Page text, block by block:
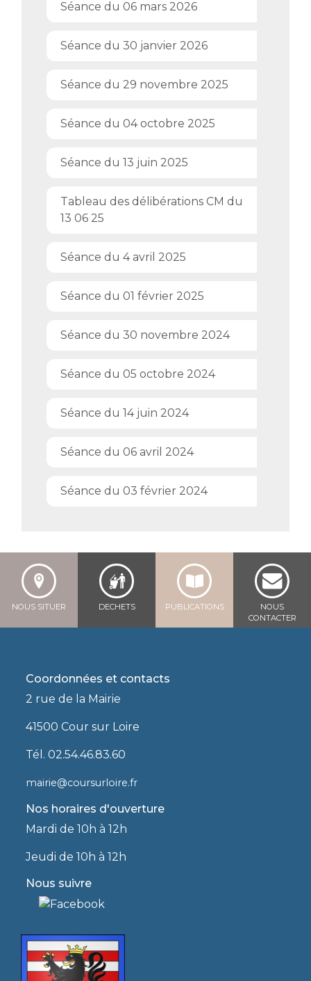
Séance du 06 mars 2026
Séance du 30 janvier 2026
Séance du 29 novembre 2025
Séance du 04 octobre 2025
Séance du 13 juin 2025
Tableau des délibérations CM du
13 06 25
Séance du 4 avril 2025
Séance du 01 février 2025
Séance du 30 novembre 2024
Séance du 05 octobre 2024
Séance du 14 juin 2024
Séance du 06 avril 2024
Séance du 03 février 2024
NOUS SITUER DECHETS PUBLICATIONS
NOUS
CONTACTER
Coordonnées et contacts
2 rue de la Mairie
41500 Cour sur Loire
Tél. 02.54.46.83.60
mairie@coursurloire.fr
Nos horaires d'ouverture
Mardi de 10h à 12h
Jeudi de 10h à 12h
Nous suivre